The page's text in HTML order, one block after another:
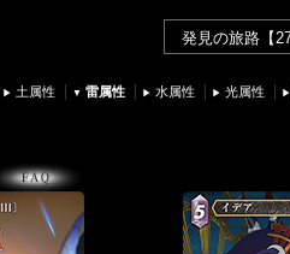
土属性 雷属性 水属性 光属性